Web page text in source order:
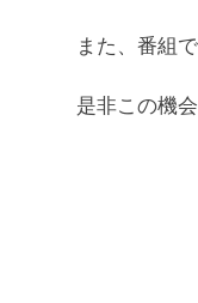
また、番組
是非この機